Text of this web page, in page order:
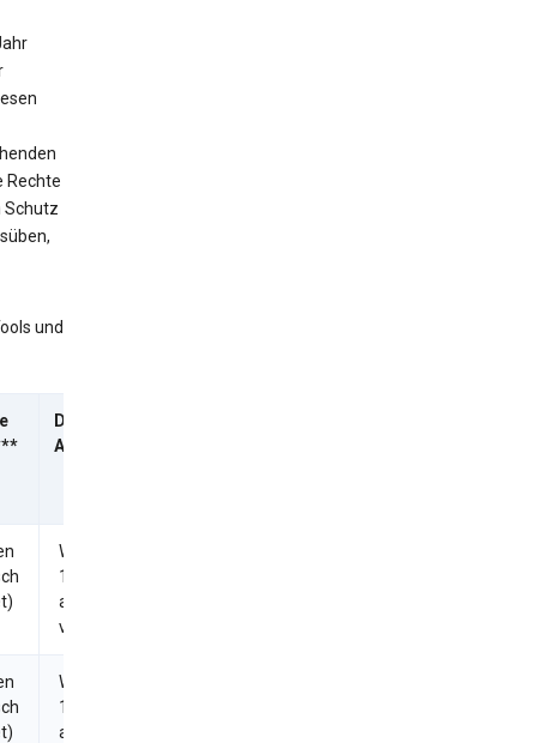
Rechte
Schutz
und
Durchschnittliche
Antwortzeit
Weniger als
1 Tag (Ersuchen
automatisch
verarbeitet)
Weniger als
1 Tag (Ersuchen
automatisch